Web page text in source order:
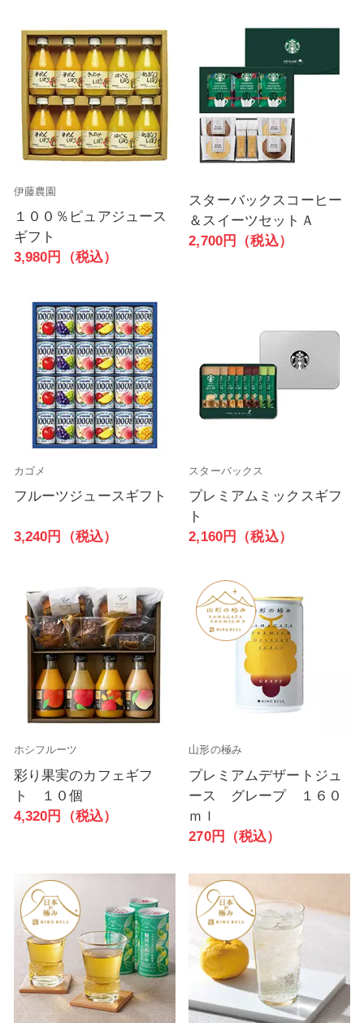
伊藤農園
１００％ピュアジュース
ギフト
3,980円（税込）
スターバックスコーヒー
＆スイーツセットＡ
2,700円（税込）
カゴメ
フルーツジュースギフト
3,240円（税込）
スターバックス
プレミアムミックスギフ
ト
2,160円（税込）
ホシフルーツ
彩り果実のカフェギフ
ト １０個
4,320円（税込）
山形の極み
プレミアムデザートジュ
ース グレープ １６０
ｍｌ
270円（税込）